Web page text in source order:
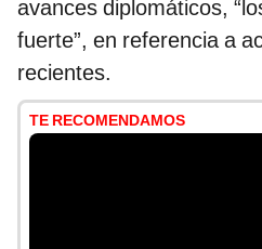
avances diplomáticos,
fuerte”, en referencia a
recientes.
TE RECOMENDAMOS